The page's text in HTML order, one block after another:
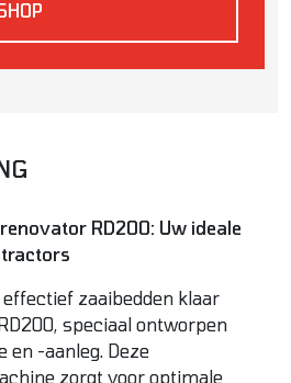
RD200: Uw ideale
effectief zaaibedden klaar
speciaal ontworpen
en -aanleg. Deze
zorgt voor optimale